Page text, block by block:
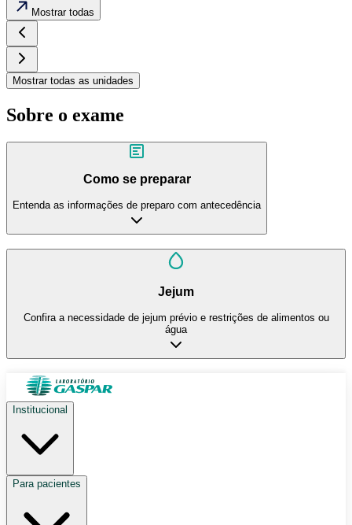
Mostrar todas
Mostrar todas as unidades
Sobre o exame
Como se preparar
Entenda as informações de preparo com antecedência
Jejum
Confira a necessidade de jejum prévio e restrições de alimentos ou
água
Institucional
Para pacientes